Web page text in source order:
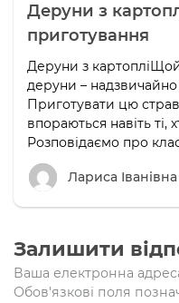
Деруни з
приготування
Деруни з
деруни – надзвичайно
Приготувати цю
впораються навіть ті,
Розповідаємо про
Лариса Іванівна
Залишити
Ваша електронна
Обов'язкові поля